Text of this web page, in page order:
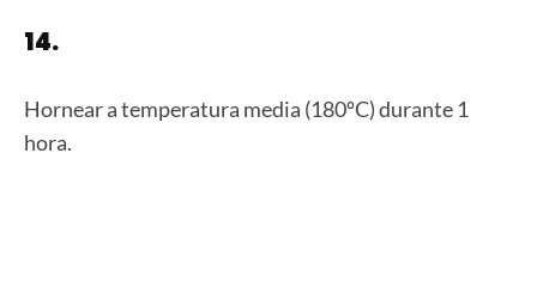
14.
Hornear a temperatura media (180ºC) durante 1
hora.